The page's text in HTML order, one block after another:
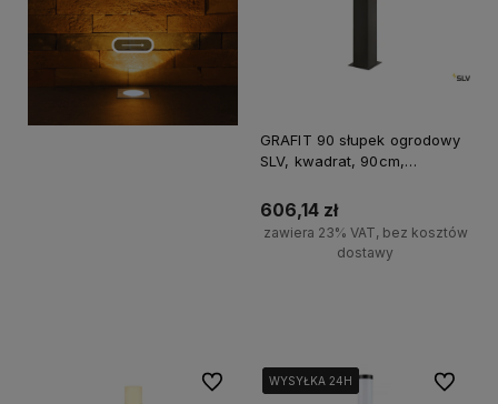
GRAFIT 90 słupek ogrodowy
SLV, kwadrat, 90cm,
606,14 zł
zawiera 23% VAT, bez kosztów
dostawy
Do ulubionychWYSYŁKA 24H
WYSYŁKA 24H
WYSYŁKA 24H Do